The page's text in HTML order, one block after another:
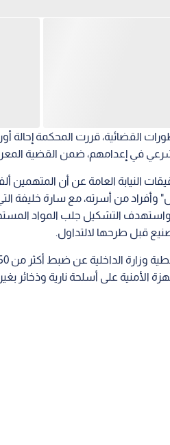
في إعدامهم، ضمن القضية المعروفة
النيابة العامة عن أن المتهمين
وأفراد من أسرته، مع سارة خليفة
واستهدف التشكيل جلب المواد
قبل طرحها لالتداول.